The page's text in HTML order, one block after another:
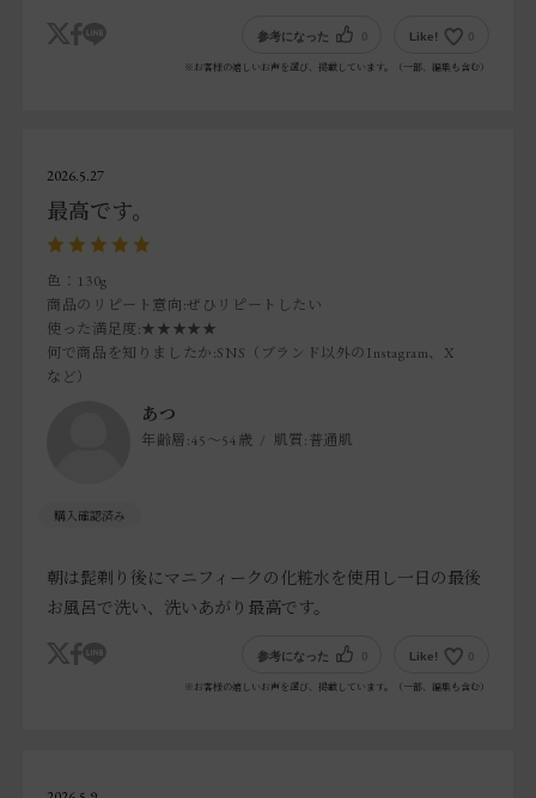
参考になった 0 Like! 0
※お客様の嬉しいお声を選び、掲載しています。（一部、編集も含む）
2026.5.27
最高です。
色：130g
商品のリピート意向:ぜひリピートしたい
使った満足度:★★★★★
何で商品を知りましたか:SNS（ブランド以外のInstagram、X
など）
あつ
年齢層:45～54歳 肌質:普通肌
朝は髭剃り後にマニフィークの化粧水を使用し一日の最後
お風呂で洗い、洗いあがり最高です。
参考になった 0 Like! 0
※お客様の嬉しいお声を選び、掲載しています。（一部、編集も含む）